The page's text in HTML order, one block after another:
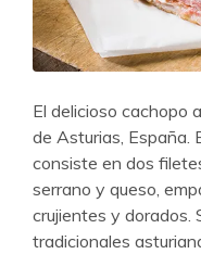
El delicioso cachopo
de Asturias, España.
consiste en dos
serrano y queso,
crujientes y dorados.
tradicionales